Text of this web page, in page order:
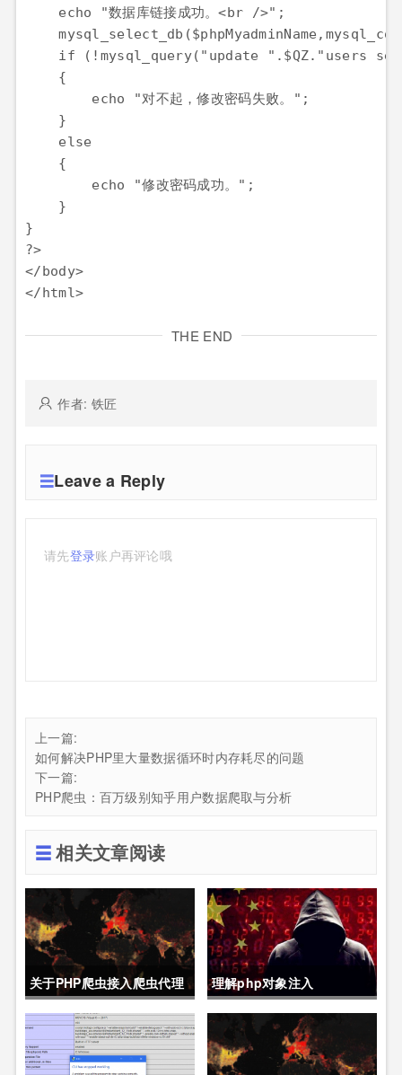
echo "数据库链接成功。<br />";
if (!mysql_query("update ".$QZ."users set
{
echo "对不起，修改密码失败。";
}
else
{
echo "修改密码成功。";
}
}
?>
</body>
</html>
THE END
作者: 铁匠
Leave a Reply
请先登录账户再评论哦
上一篇:
如何解决PHP里大量数据循环时内存耗尽的问题
下一篇:
PHP爬虫：百万级别知乎用户数据爬取与分析
相关文章阅读
关于PHP爬虫接入爬虫代理
的代码demo
理解php对象注入